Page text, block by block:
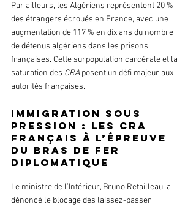
Par ailleurs, les Algériens représentent 20 %
des étrangers écroués en France, avec une
augmentation de 117 % en dix ans du nombre
de détenus algériens dans les prisons
françaises. Cette surpopulation carcérale et la
saturation des CRA posent un défi majeur aux
autorités françaises.
Immigration sous
pression : les CRA
français à l’épreuve
du bras de fer
diplomatique
Le ministre de l’Intérieur, Bruno Retailleau, a
dénoncé le blocage des laissez-passer